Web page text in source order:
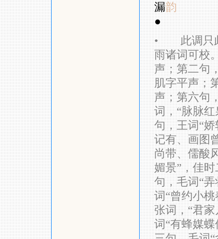
漏韵
●
• 此调只此
雨诸词可校
声；第二句
肌字平声；
声；第六句
词，“脉脉
句，王词“
记有、画图
尚带、儒酸
媚景”，佳
句，毛词“
词“曾约小
张词，“君
词“有蜂媒